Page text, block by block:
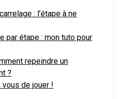
: l’étape à ne
par étape : mon tuto pour
repeindre un
?
vous de jouer !